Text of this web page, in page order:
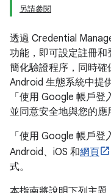
另請參閱
透過 Credential
功能，即可設定註冊
簡化驗證程序，同時
Android 生態系統中提
「使用 Google 帳戶
並同意安全地與您的應
「使用 Google 帳戶
Android、iOS 和網頁
式。